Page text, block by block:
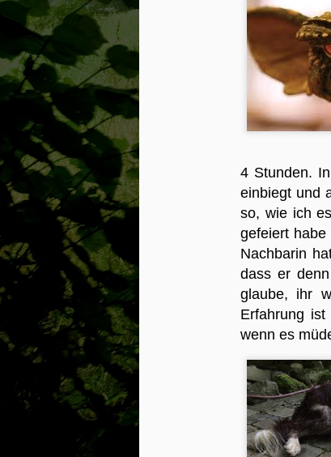
4 Stunden.
einbiegt und
so, wie ich
gefeiert
Nachbarin
dass er
glaube, ihr
Erfahrung
wenn es